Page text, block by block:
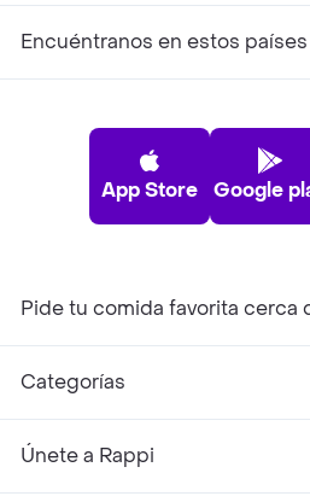
Encuéntranos en estos países
App Store Google
Pide tu comida favorita cerca
Categorías
Únete a Rappi